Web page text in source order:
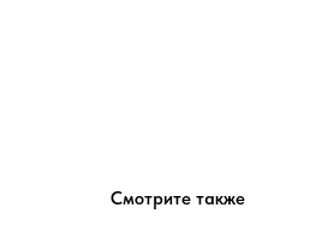
Смотрите также